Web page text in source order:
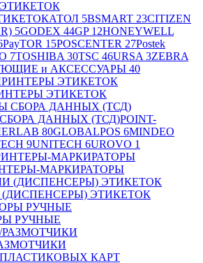
АТОЛ 5BSMART 23CITIZEN
5GODEX 44GP12HONEYWELL
PayTOR 15POSCENTER 27Postek
7TOSHIBA 30TSC 46URSA 3ZEBRA
и АКСЕССУАРЫ 40
ЭТИКЕТОК
ДАННЫХ (ТСД)POINT-
80GLOBALPOS 6MINDEO
9UNITECH 6UROVO 1
МАРКИРАТОРЫ
ЭТИКЕТОК
РУЧНЫЕ